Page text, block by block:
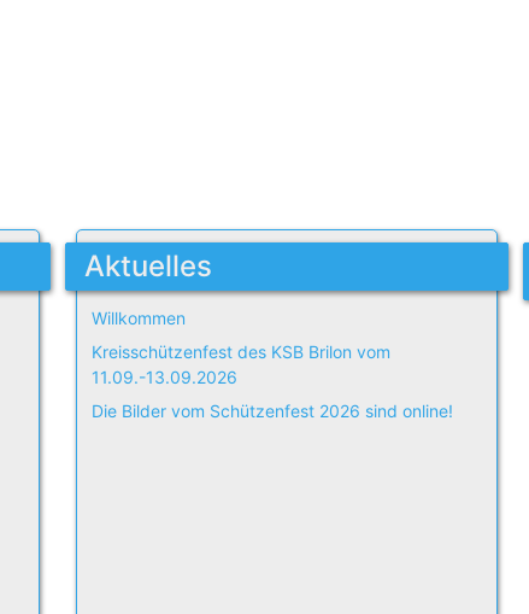
Aktuelles
Willkommen
Kreisschützenfest des KSB Brilon vom
11.09.-13.09.2026
Die Bilder vom Schützenfest 2026 sind online!